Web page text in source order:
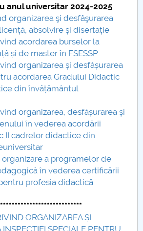
studenții cu dizabilități
Centrului Universitar Pitești
Planului Operațional 2020-
și Orientare în Carieră
ALUMNI – UPB
FSESSP
anul universitar 2024-2025
organizarea şi desfăşurarea
absolvire și disertație
acordarea burselor la
și de master în FSESSP
organizarea și desfășurarea
acordarea Gradului Didactic
din învățământul
organizarea, desfășurarea și
în vederea acordării
II cadrelor didactice din
a programelor de
în vederea certificării
profesia didactică
ORGANIZAREA ȘI
INSPECȚIEI SPECIALE PENTRU